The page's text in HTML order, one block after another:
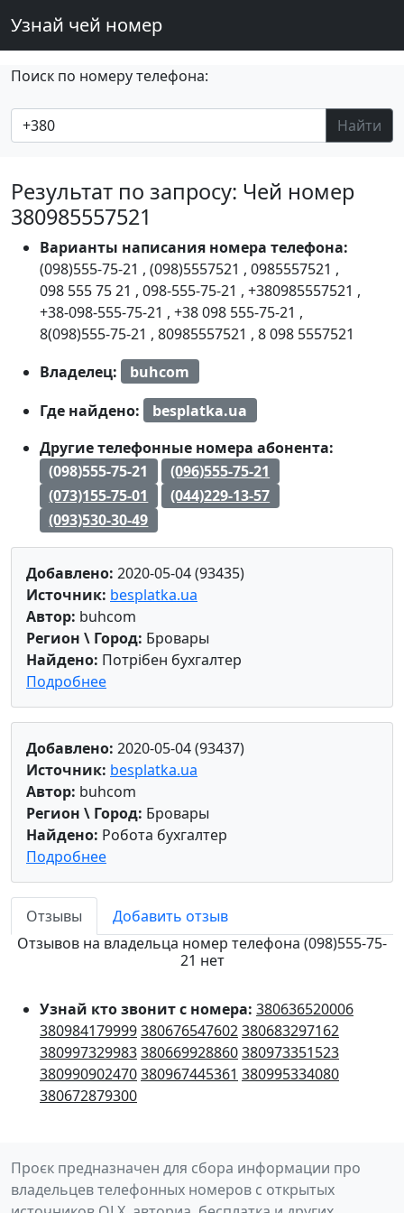
Узнай чей номер
Поиск по номеру телефона:
Найти
Результат по запросу: Чей номер
380985557521
Варианты написания номера телефона:
(098)555-75-21 , (098)5557521 , 0985557521 ,
098 555 75 21 , 098-555-75-21 , +380985557521 ,
+38-098-555-75-21 , +38 098 555-75-21 ,
8(098)555-75-21 , 80985557521 , 8 098 5557521
Владелец:
buhcom
Где найдено:
besplatka.ua
Другие телефонные номера абонента:
(098)555-75-21
(096)555-75-21
(073)155-75-01
(044)229-13-57
(093)530-30-49
Добавлено: 2020-05-04 (93435)
Источник: besplatka.ua
Автор: buhcom
Регион \ Город: Бровары
Найдено: Потрібен бухгалтер
Подробнее
Добавлено: 2020-05-04 (93437)
Источник: besplatka.ua
Автор: buhcom
Регион \ Город: Бровары
Найдено: Робота бухгалтер
Подробнее
Отзывы
Добавить отзыв
Отзывов на владельца номер телефона (098)555-75-
21 нет
Узнай кто звонит с номера: 380636520006
380984179999380676547602380683297162
380997329983380669928860380973351523
380990902470380967445361 380995334080
380672879300
Проєк предназначен для сбора информации про
владельцев телефонных номеров с открытых